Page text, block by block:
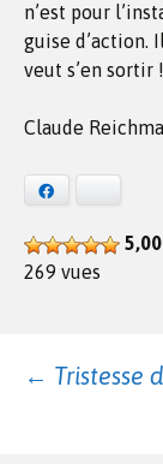
n’est pour
guise d’action.
veut s’en sortir !
Claude
269 vues
← Tristesse